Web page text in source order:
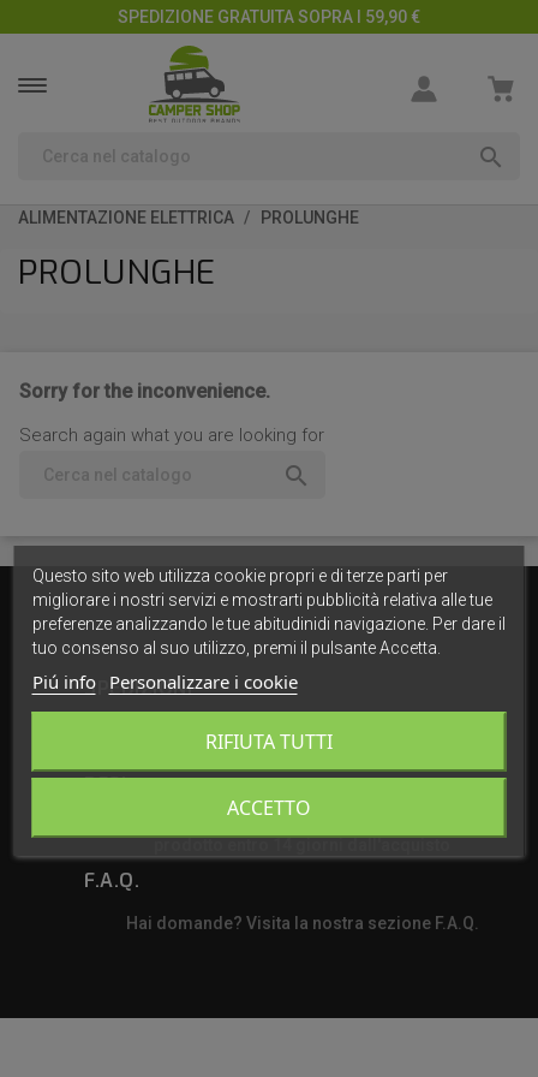
SPEDIZIONE GRATUITA SOPRA I 59,90 €

ALIMENTAZIONE ELETTRICA PROLUNGHE
PROLUNGHE
Sorry for the inconvenience.
Search again what you are looking for

SPEDIZIONI
Spediamo in tutta Italia in 24/48h dalla ricezione
dell'ordine ordine con corriere espresso GLS
RESI
F.A.Q.
Hai domande? Visita la nostra sezione F.A.Q.
Questo sito web utilizza cookie propri e di terze parti per
migliorare i nostri servizi e mostrarti pubblicità relativa alle tue
preferenze analizzando le tue abitudinidi navigazione. Per dare il
tuo consenso al suo utilizzo, premi il pulsante Accetta.
Piú info Personalizzare i cookie
RIFIUTA TUTTI
ACCETTO